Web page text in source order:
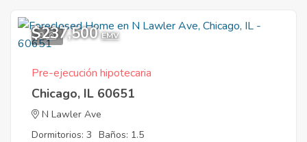
9
$237,500 EMV
Pre-ejecución hipotecaria
Chicago, IL 60651
N Lawler Ave
Dormitorios: 3 Baños: 1.5